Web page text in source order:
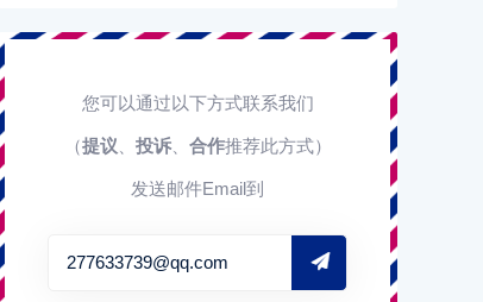
您可以通过以下方式联系我们
（提议 投诉、 合作推荐此方式）
发送邮件Email到
277633739@qq.com